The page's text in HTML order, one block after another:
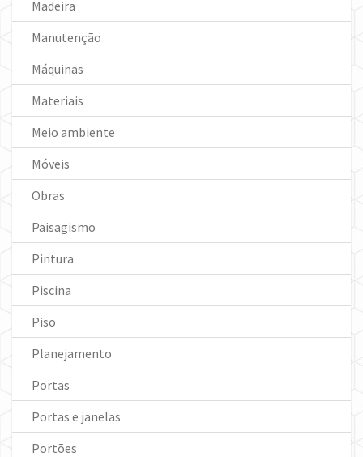
Madeira
Manutenção
Máquinas
Materiais
Meio ambiente
Móveis
Obras
Paisagismo
Pintura
Piscina
Piso
Planejamento
Portas
Portas e janelas
Portões